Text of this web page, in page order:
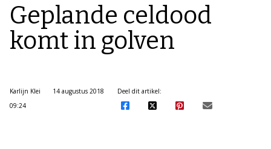
Geplande celdood
komt in golven
Karlijn Klei
14 augustus 2018
09:24
Deel dit artikel: